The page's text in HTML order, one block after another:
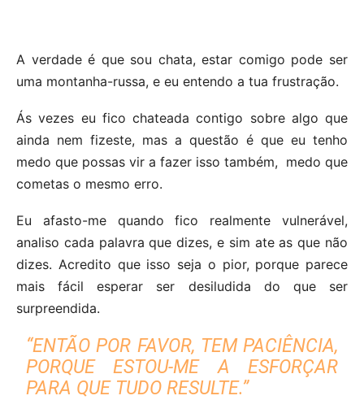
A verdade é que sou chata, estar comigo pode ser
uma montanha-russa, e eu entendo a tua frustração.
Ás vezes eu fico chateada contigo sobre algo que
ainda nem fizeste, mas a questão é que eu tenho
medo que possas vir a fazer isso também, medo que
cometas o mesmo erro.
Eu afasto-me quando fico realmente vulnerável,
analiso cada palavra que dizes, e sim ate as que não
dizes. Acredito que isso seja o pior, porque parece
mais fácil esperar ser desiludida do que ser
surpreendida.
“ENTÃO POR FAVOR, TEM PACIÊNCIA,
PORQUE ESTOU-ME A ESFORÇAR
PARA QUE TUDO RESULTE.”